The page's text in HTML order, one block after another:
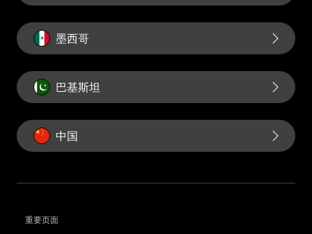
墨西哥
巴基斯坦
中国
重要页面